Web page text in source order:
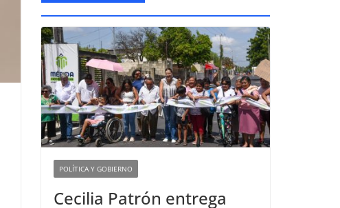
POLÍTICA Y GOBIERNO
Cecilia Patrón entrega